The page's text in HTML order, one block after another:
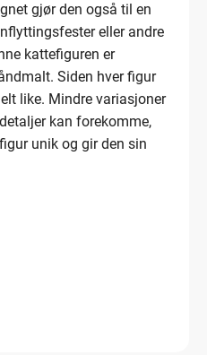
gjør den også til en
eller andre
kattefiguren er
Siden hver figur
like. Mindre variasjoner
kan forekomme,
unik og gir den sin